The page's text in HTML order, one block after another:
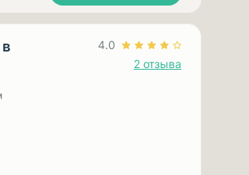
4.0
2 отзыва